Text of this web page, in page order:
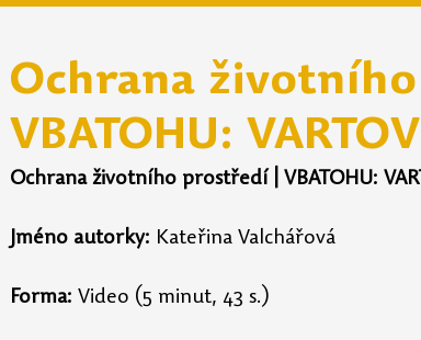
Ochrana
VBATOHU:
Ochrana životního prostředí | VBATOHU:
Jméno autorky: Kateřina Valchářová
Forma: Video (5 minut, 43 s.)